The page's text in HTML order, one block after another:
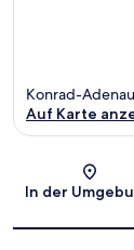
Konrad-
Auf Karte
In der